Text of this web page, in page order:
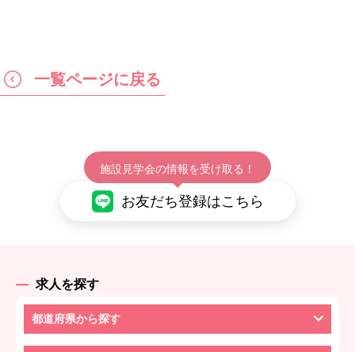
一覧ページに戻る
施設見学会の情報を受け取る！
お友だち登録はこちら
求人を探す
都道府県から探す